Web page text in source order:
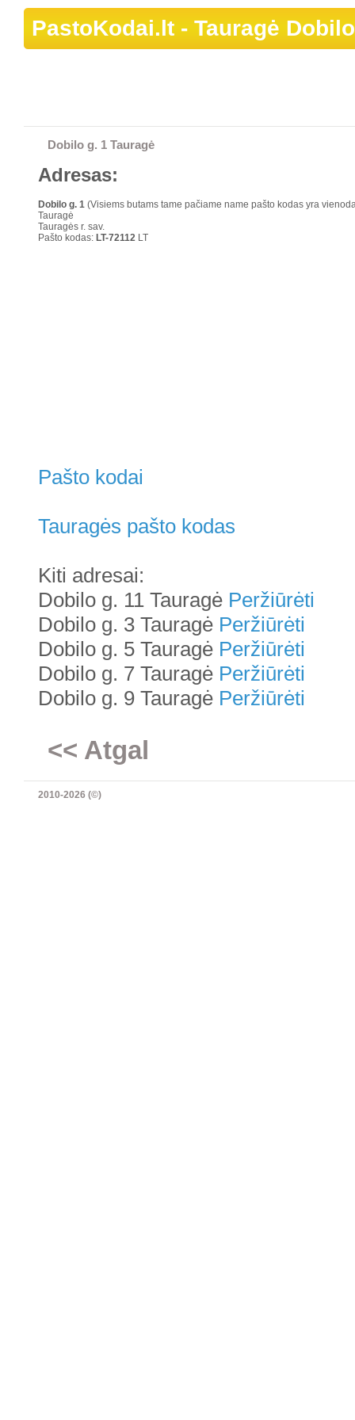
PastoKodai.lt - Tauragė
Dobilo g. 1 Tauragė
Adresas:
Dobilo g. 1 (Visiems butams tame pačiame name pašto kodas yra
Tauragė
Tauragės r. sav.
Pašto kodas: LT-72112 LT
Pašto kodai
Tauragės pašto kodas
Kiti adresai:
Dobilo g. 11 Tauragė Peržiūrėti
Dobilo g. 3 Tauragė Peržiūrėti
Dobilo g. 5 Tauragė Peržiūrėti
Dobilo g. 7 Tauragė Peržiūrėti
Dobilo g. 9 Tauragė Peržiūrėti
<< Atgal
2010-2026 (©)